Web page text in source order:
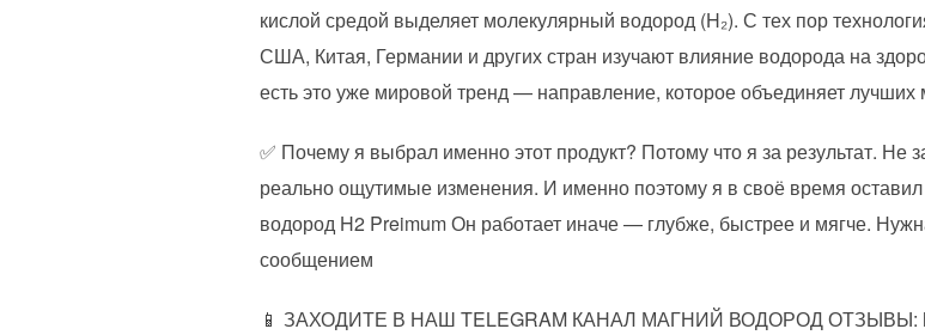
кислой средой выделяет молекулярный водород (H₂). С тех пор
США, Китая, Германии и других стран изучают влияние водорода на
есть это уже мировой тренд — направление, которое объединяет
✅️ Почему я выбрал именно этот продукт? Потому что я за результат. Не
реально ощутимые изменения. И именно поэтому я в своё время
водород H2 Preimum Он работает иначе — глубже, быстрее и мягче.
сообщением
📱 ЗАХОДИТЕ В НАШ TELEGRAM КАНАЛ МАГНИЙ ВОДОРОД ОТЗЫВЫ: